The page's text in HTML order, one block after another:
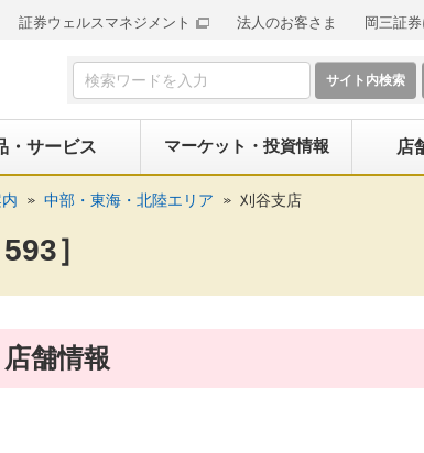
証券ウェルスマネジメント 法人のお客さま 岡三証
検索フォーム
・サービス マーケット・投資情報 店
中部・東海・北陸エリア 刈谷支店
］
店舗情報